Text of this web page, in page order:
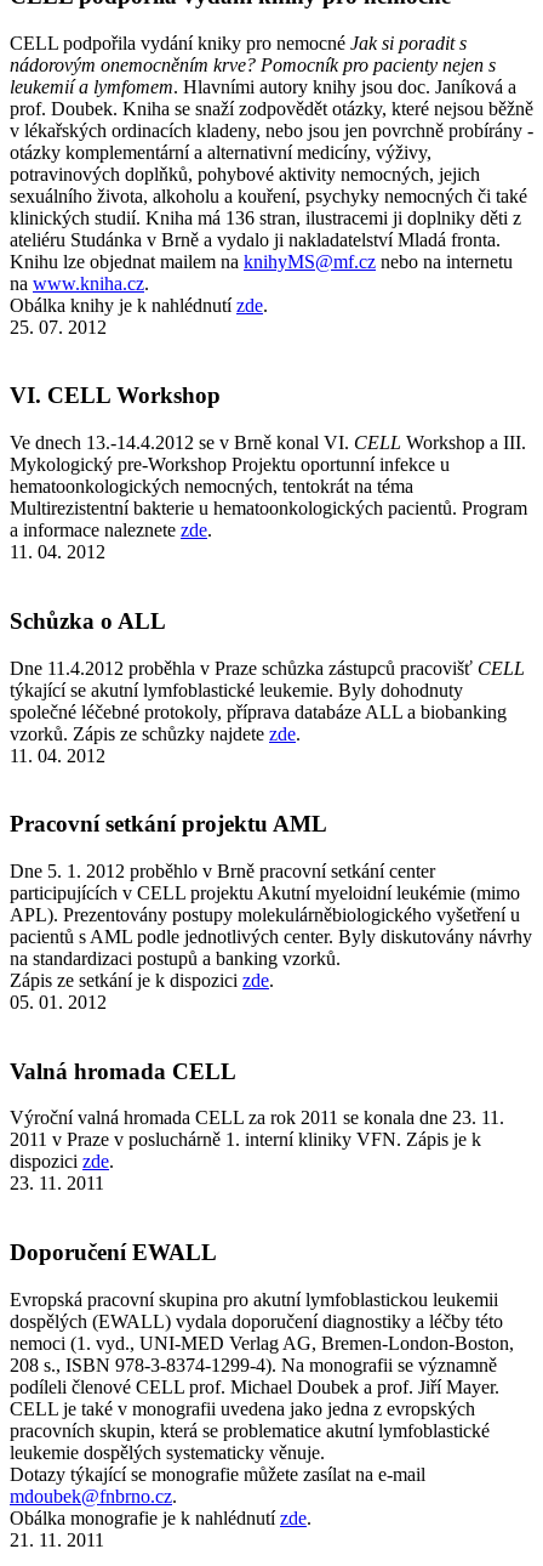
CELL podpořila vydání kniky pro nemocné Jak si poradit s
nádorovým onemocněním krve? Pomocník pro pacienty nejen s
leukemií a lymfomem. Hlavními autory knihy jsou doc. Janíková a
prof. Doubek. Kniha se snaží zodpovědět otázky, které nejsou běžně
v lékařských ordinacích kladeny, nebo jsou jen povrchně probírány -
otázky komplementární a alternativní medicíny, výživy,
potravinových doplňků, pohybové aktivity nemocných, jejich
sexuálního života, alkoholu a kouření, psychyky nemocných či také
klinických studií. Kniha má 136 stran, ilustracemi ji doplniky děti z
ateliéru Studánka v Brně a vydalo ji nakladatelství Mladá fronta.
Knihu lze objednat mailem na knihyMS@mf.cz nebo na internetu
na www.kniha.cz.
Obálka knihy je k nahlédnutízde.
25. 07. 2012
VI. CELL Workshop
Ve dnech 13.-14.4.2012 se v Brně konal VI. CELL Workshop a III.
Mykologický pre-Workshop Projektu oportunní infekce u
hematoonkologických nemocných, tentokrát na téma
Multirezistentní bakterie u hematoonkologických pacientů. Program
a informace naleznete zde.
11. 04. 2012
Schůzka o ALL
Dne 11.4.2012 proběhla v Praze schůzka zástupců pracovišť CELL
týkající se akutní lymfoblastické leukemie. Byly dohodnuty
společné léčebné protokoly, příprava databáze ALL a biobanking
vzorků. Zápis ze schůzky najdete zde.
11. 04. 2012
Pracovní setkání projektu AML
Dne 5. 1. 2012 proběhlo v Brně pracovní setkání center
participujících v CELL projektu Akutní myeloidní leukémie (mimo
APL). Prezentovány postupy molekulárněbiologického vyšetření u
pacientů s AML podle jednotlivých center. Byly diskutovány návrhy
na standardizaci postupů a banking vzorků.
Zápis ze setkání je k dispozici zde.
05. 01. 2012
Valná hromada CELL
Výroční valná hromada CELL za rok 2011 se konala dne 23. 11.
2011 v Praze v posluchárně 1. interní kliniky VFN. Zápis je k
dispozici zde.
23. 11. 2011
Doporučení EWALL
Evropská pracovní skupina pro akutní lymfoblastickou leukemii
dospělých (EWALL) vydala doporučení diagnostiky a léčby této
nemoci (1. vyd., UNI-MED Verlag AG, Bremen-London-Boston,
208 s., ISBN 978-3-8374-1299-4). Na monografii se významně
podíleli členové CELL prof. Michael Doubek a prof. Jiří Mayer.
CELL je také v monografii uvedena jako jedna z evropských
pracovních skupin, která se problematice akutní lymfoblastické
leukemie dospělých systematicky věnuje.
Dotazy týkající se monografie můžete zasílat na e-mail
mdoubek@fnbrno.cz.
Obálka monografie je k nahlédnutízde.
21. 11. 2011